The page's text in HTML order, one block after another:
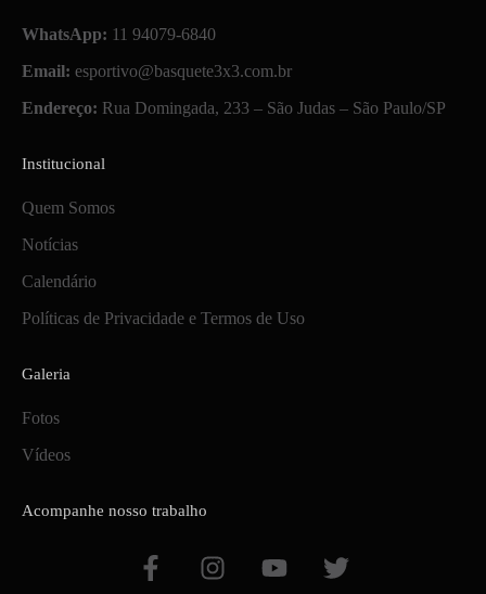
WhatsApp: 11 94079-6840
Email: esportivo@basquete3x3.com.br
Endereço: Rua Domingada, 233 – São Judas – São Paulo/SP
Institucional
Quem Somos
Notícias
Calendário
Políticas de Privacidade e Termos de Uso
Galeria
Fotos
Vídeos
Acompanhe nosso trabalho
F
a
I
n
Y
o
T
w